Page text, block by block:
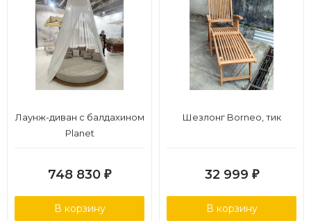
Лаунж-диван с балдахином
Planet
748 830 ₽
В корзину
Шезлонг Borneo, тик
32 999 ₽
В корзину